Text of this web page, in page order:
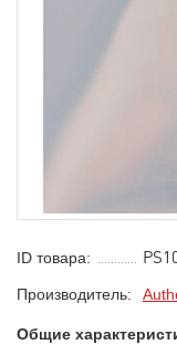
ID товара:
Производитель:
Общие